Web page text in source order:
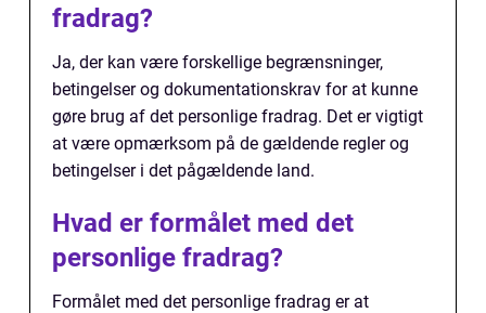
fradrag?
Ja, der kan være forskellige begrænsninger,
betingelser og dokumentationskrav for at kunne
gøre brug af det personlige fradrag. Det er vigtigt
at være opmærksom på de gældende regler og
betingelser i det pågældende land.
Hvad er formålet med det
personlige fradrag?
Formålet med det personlige fradrag er at